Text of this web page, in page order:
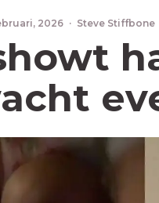
2026 · Steve Stiffbone